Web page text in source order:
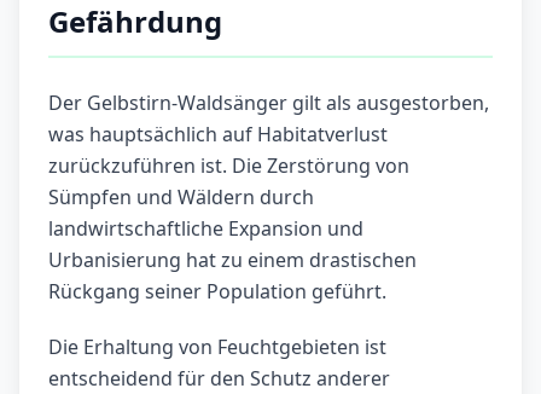
Gefährdung
Der Gelbstirn-Waldsänger gilt als ausgestorben,
was hauptsächlich auf Habitatverlust
zurückzuführen ist. Die Zerstörung von
Sümpfen und Wäldern durch
landwirtschaftliche Expansion und
Urbanisierung hat zu einem drastischen
Rückgang seiner Population geführt.
Die Erhaltung von Feuchtgebieten ist
entscheidend für den Schutz anderer